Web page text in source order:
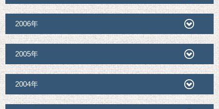
2006年
2005年
2004年